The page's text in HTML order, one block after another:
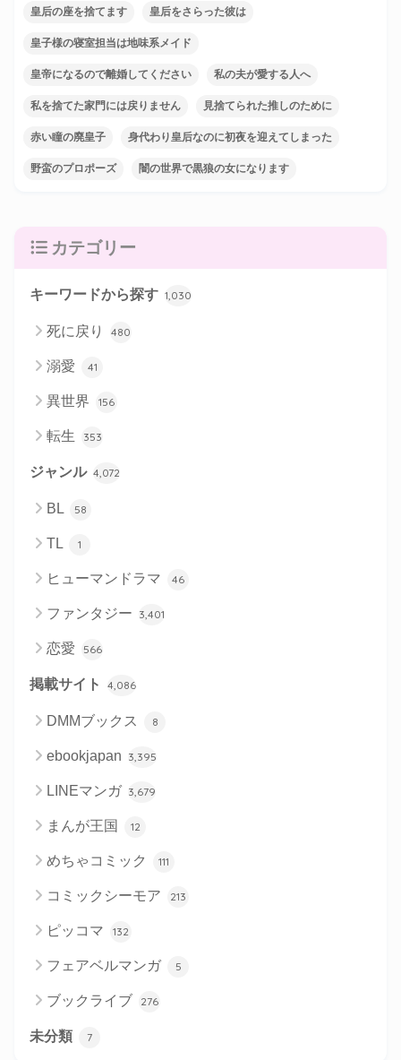
皇后の座を捨てます 皇后をさらった彼は
皇子様の寝室担当は地味系メイド
皇帝になるので離婚してください 私の夫が愛する人へ
私を捨てた家門には戻りません 見捨てられた推しのために
赤い瞳の廃皇子 身代わり皇后なのに初夜を迎えてしまった
野蛮のプロポーズ 闇の世界で黒狼の女になります
カテゴリー
キーワードから探す 1,030
死に戻り 480
溺愛 41
異世界 156
転生 353
ジャンル 4,072
BL 58
TL 1
ヒューマンドラマ 46
ファンタジー 3,401
恋愛 566
掲載サイト 4,086
DMMブックス 8
ebookjapan 3,395
LINEマンガ 3,679
まんが王国 12
めちゃコミック 111
コミックシーモア 213
ピッコマ 132
フェアベルマンガ 5
ブックライブ 276
未分類 7